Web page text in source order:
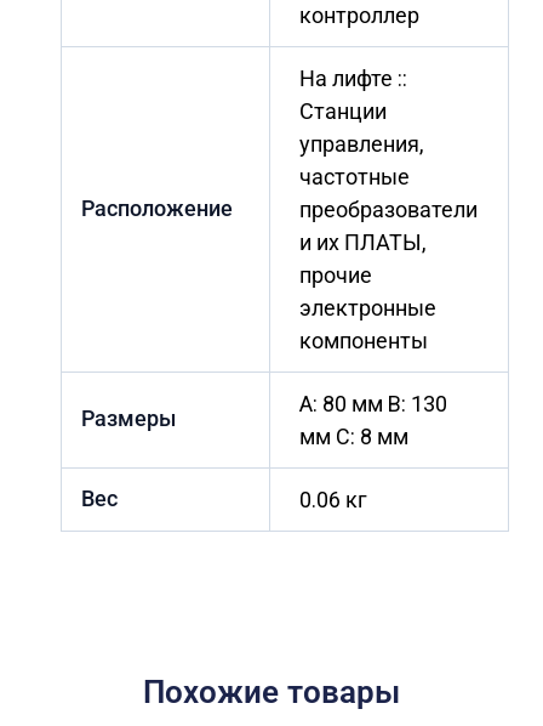
контроллер
Расположение
На лифте ::
Станции
управления,
частотные
преобразователи
и их ПЛАТЫ,
прочие
электронные
компоненты
Размеры
A: 80 мм B: 130
мм C: 8 мм
Вес 0.06 кг
Похожие товары